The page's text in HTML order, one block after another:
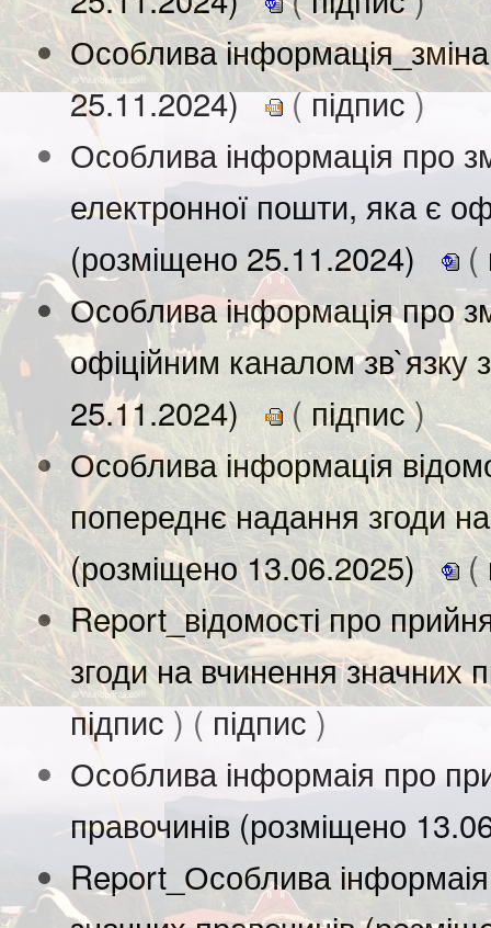
Особлива
25.11.2024)
(підпис)
Особлива інформація про
електронної пошти, яка є
(розміщено 25.11.2024)
(
Особлива інформація про
офіційним каналом зв`язку
25.11.2024)
( підпис)
Особлива інформація
попереднє надання згоди
(розміщено 13.06.2025)
(
Report_відомості про
згоди на вчинення значних
підпис) (підпис)
Особлива інформаія про
правочинів (розміщено
Report_Особлива